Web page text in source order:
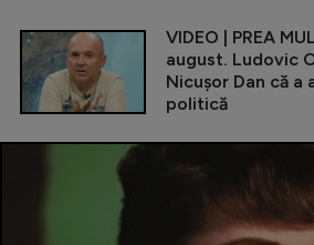
VIDEO | PREA
august. Ludovic
Nicușor Dan că a
politică